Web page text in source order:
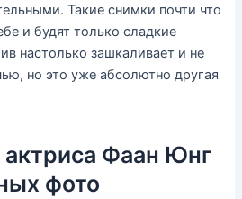
Такие снимки почти что
и будят только сладкие
настолько зашкаливает и не
но это уже абсолютно другая
Фаан Юнг
фото